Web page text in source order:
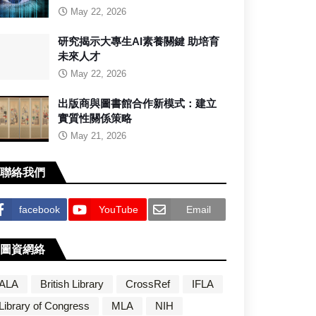
May 22, 2026
研究揭示大專生AI素養關鍵 助培育
未來人才
May 22, 2026
出版商與圖書館合作新模式：建立
實質性關係策略
May 21, 2026
聯絡我們
facebook YouTube Email
圖資網絡
British Library CrossRef
IFLA
of Congress
MLA NIH